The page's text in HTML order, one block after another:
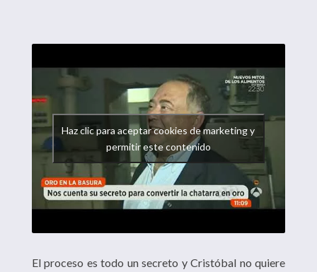
Haz clic para aceptar cookies de marketing y
permitir este contenido
El proceso es todo un secreto y Cristóbal no quiere